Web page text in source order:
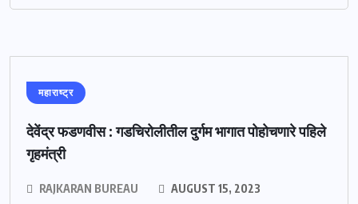
महाराष्ट्र
देवेंद्र फडणवीस : गडचिरोलीतील दुर्गम भागात पोहोचणारे पहिले
गृहमंत्री
RAJKARAN BUREAU AUGUST 15, 2023